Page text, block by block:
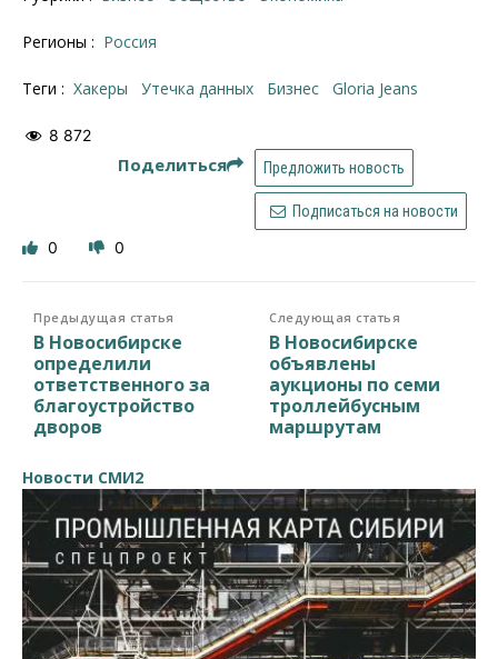
Регионы : Россия
Теги : хакеры утечка данных бизнес Gloria Jeans
8 872
Поделиться Предложить новость
Подписаться на новости
0 0
Предыдущая статья
В Новосибирске
определили
ответственного за
благоустройство
дворов
Следующая статья
В Новосибирске
объявлены
аукционы по семи
троллейбусным
маршрутам
Новости СМИ2